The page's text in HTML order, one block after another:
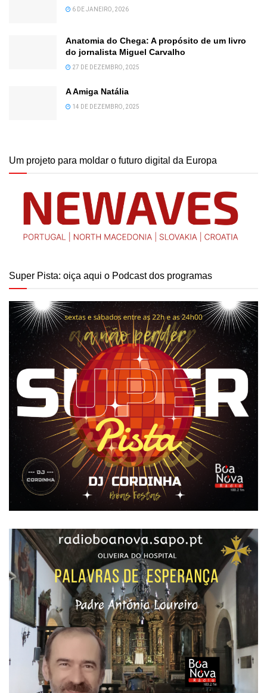
6 DE JANEIRO, 2026
Anatomia do Chega: A propósito de um livro
do jornalista Miguel Carvalho
27 DE DEZEMBRO, 2025
A Amiga Natália
14 DE DEZEMBRO, 2025
Um projeto para moldar o futuro digital da Europa
Super Pista: oiça aqui o Podcast dos programas